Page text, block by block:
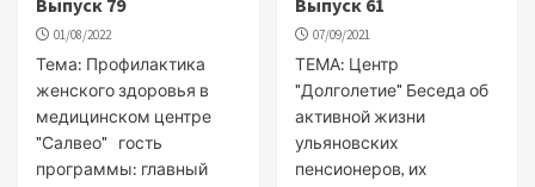
Выпуск 79
01/08/2022
Тема: Профилактика
женского здоровья в
медицинском центре
"Салвео" гость
программы: главный
Выпуск 61
07/09/2021
ТЕМА: Центр
"Долголетие" Беседа об
активной жизни
ульяновских
пенсионеров, их